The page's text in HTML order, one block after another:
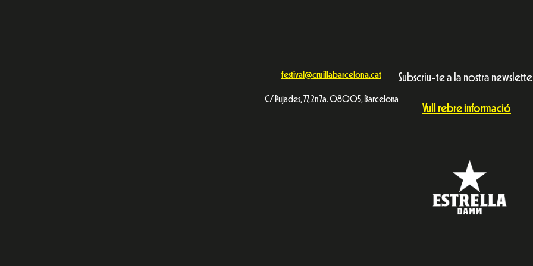
festival@cruillabarcelona.cat
C/ Pujades, 77, 2n 7a. 08005, Barcelona
Subscriu-te a la nostra
Vull rebre informació